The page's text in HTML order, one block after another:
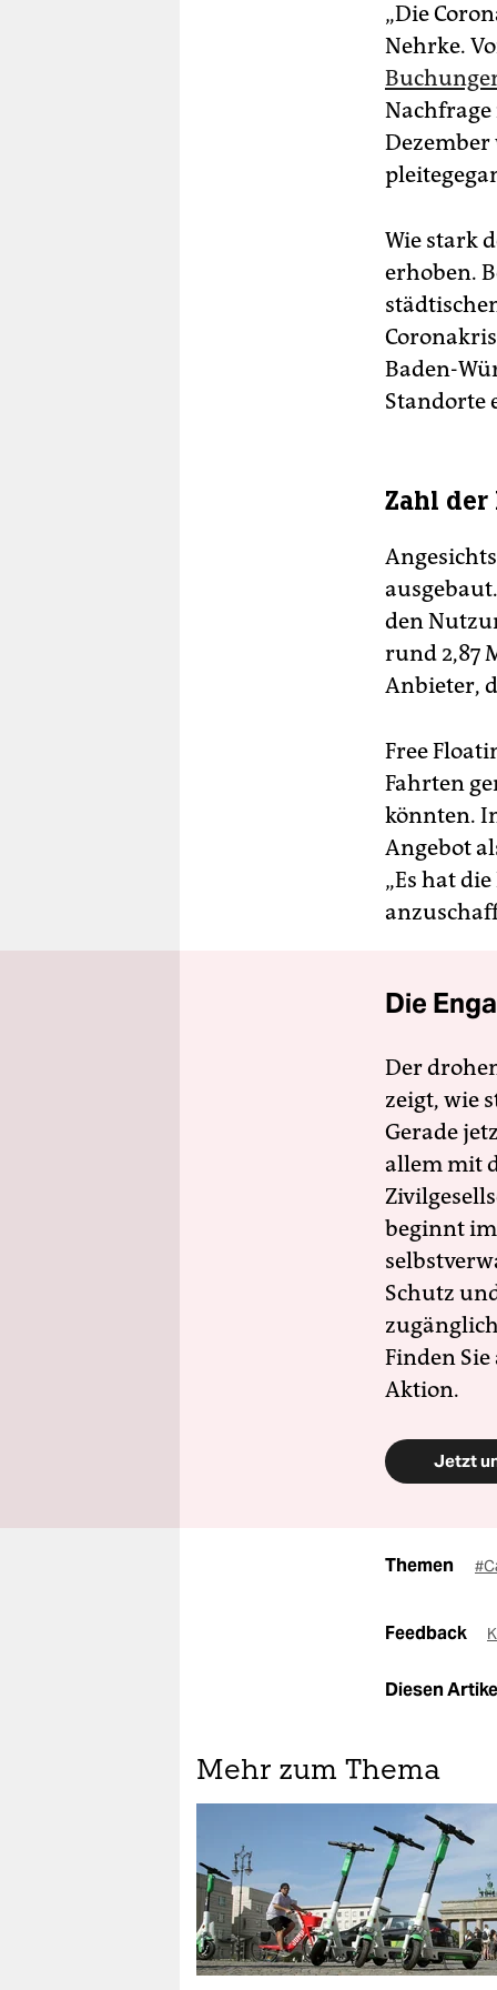
„Die
Nehrke.
Wie stark
erhoben.
Baden-
Standorte
Zahl
den
rund 2,87
Anbieter,
Free
Fahrten
könnten.
Angebot
„Es hat
Die
Der
zeigt, wie
Gerade
allem mit
beginnt
Schutz
Finden
Aktion.
Jetzt
Themen
Feedback
Diesen
Mehr zum Thema